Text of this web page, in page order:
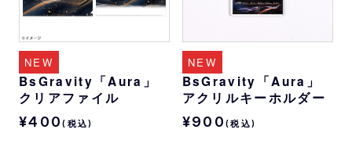
NEW
BsGravity「Aura」
クリアファイル
¥400(税込)
NEW
BsGravity「Aura」
アクリルキーホルダー
¥900(税込)